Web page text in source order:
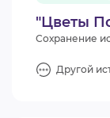
"Цветы
Сохранение
Другой